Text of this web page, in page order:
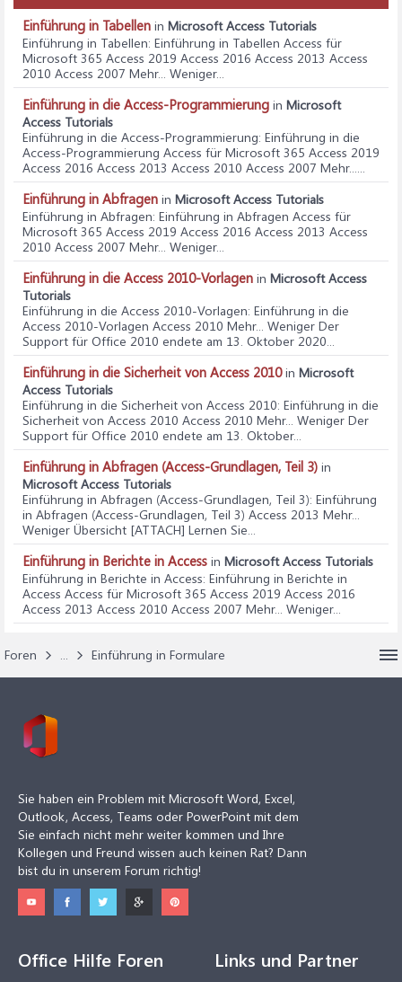
Einführung in Tabellen in Microsoft Access Tutorials
Einführung in Tabellen: Einführung in Tabellen Access für
Microsoft 365 Access 2019 Access 2016 Access 2013 Access
2010 Access 2007 Mehr... Weniger...
Einführung in die Access-Programmierung in Microsoft
Access Tutorials
Einführung in die Access-Programmierung: Einführung in die
Access-Programmierung Access für Microsoft 365 Access 2019
Access 2016 Access 2013 Access 2010 Access 2007 Mehr......
Einführung in Abfragen in Microsoft Access Tutorials
Einführung in Abfragen: Einführung in Abfragen Access für
Microsoft 365 Access 2019 Access 2016 Access 2013 Access
2010 Access 2007 Mehr... Weniger...
Einführung in die Access 2010-Vorlagen in Microsoft Access
Tutorials
Einführung in die Access 2010-Vorlagen: Einführung in die
Access 2010-Vorlagen Access 2010 Mehr... Weniger Der
Support für Office 2010 endete am 13. Oktober 2020...
Einführung in die Sicherheit von Access 2010in Microsoft
Access Tutorials
Einführung in die Sicherheit von Access 2010: Einführung in die
Sicherheit von Access 2010 Access 2010 Mehr... Weniger Der
Support für Office 2010 endete am 13. Oktober...
Einführung in Abfragen (Access-Grundlagen, Teil 3) in
Microsoft Access Tutorials
Einführung in Abfragen (Access-Grundlagen, Teil 3): Einführung
in Abfragen (Access-Grundlagen, Teil 3) Access 2013 Mehr...
Weniger Übersicht [ATTACH] Lernen Sie...
Einführung in Berichte in Access in Microsoft Access Tutorials
Einführung in Berichte in Access: Einführung in Berichte in
Access Access für Microsoft 365 Access 2019 Access 2016
Access 2013 Access 2010 Access 2007 Mehr... Weniger...
Foren ... Einführung in Formulare
Sie haben ein Problem mit Microsoft Word, Excel,
Outlook, Access, Teams oder PowerPoint mit dem
Sie einfach nicht mehr weiter kommen und Ihre
Kollegen und Freund wissen auch keinen Rat? Dann
bist du in unserem Forum richtig!
Office Hilfe Foren Links und Partner